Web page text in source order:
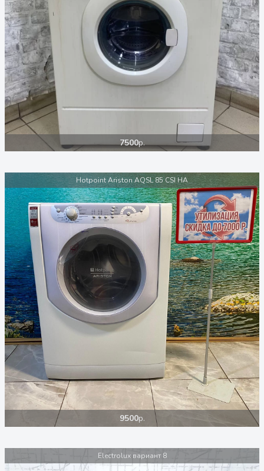
7500р.
Hotpoint Ariston AQSL 85 CSI HA
9500р.
Electrolux вариант 8